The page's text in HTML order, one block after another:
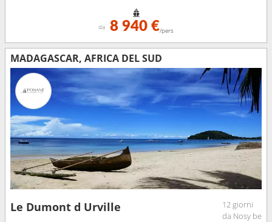
da 8 940 €/pers
MADAGASCAR, AFRICA DEL SUD
Le Dumont d Urville
12 giorni
da Nosy be